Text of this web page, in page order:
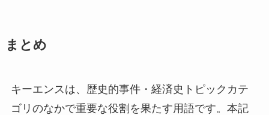
まとめ
キーエンスは、歴史的事件・経済史トピックカテ
ゴリのなかで重要な役割を果たす用語です。本記